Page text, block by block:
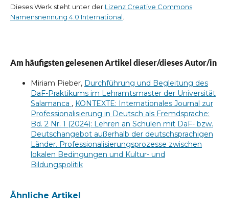
Dieses Werk steht unter der Lizenz Creative Commons
Namensnennung 4.0 International.
Am häufigsten gelesenen Artikel dieser/dieses Autor/in
Miriam Pieber, Durchführung und Begleitung des
DaF-Praktikums im Lehramtsmaster der Universität
Salamanca , KONTEXTE: Internationales Journal zur
Professionalisierung in Deutsch als Fremdsprache:
Bd. 2 Nr. 1 (2024): Lehren an Schulen mit DaF- bzw.
Deutschangebot außerhalb der deutschsprachigen
Länder. Professionalisierungsprozesse zwischen
lokalen Bedingungen und Kultur- und
Bildungspolitik
Ähnliche Artikel